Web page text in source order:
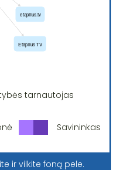
tarnautojas
Savininkas
ir vilkite foną pele.